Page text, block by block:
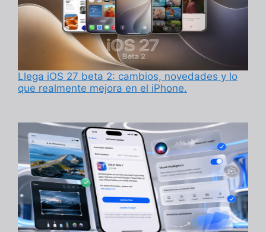
Llega iOS 27 beta 2: cambios, novedades y lo
que realmente mejora en el iPhone.